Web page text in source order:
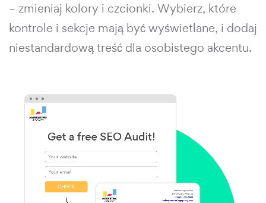
– zmieniaj kolory i czcionki. Wybierz, które
kontrole i sekcje mają być wyświetlane, i dodaj
niestandardową treść dla osobistego akcentu.